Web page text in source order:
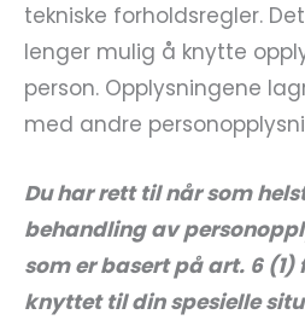
tekniske forholdsregler.
lenger mulig å knytte
person. Opplysningene
med andre
Du har rett til når som
behandling av
som er basert på art. 6 (1)
knyttet til din spesielle